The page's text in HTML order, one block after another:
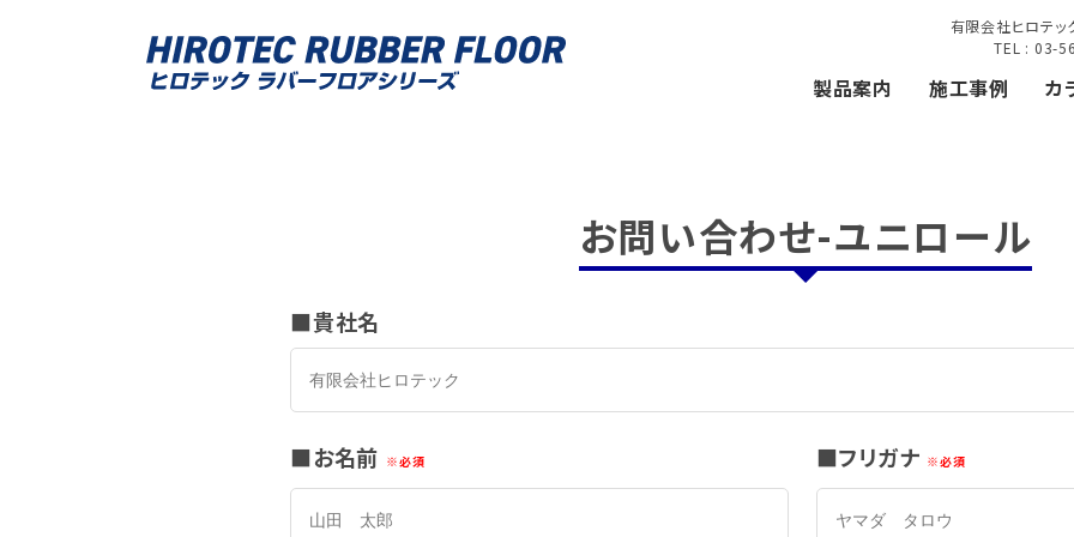
有限会社ヒロテ
TEL : 03-
製品案内 施工事例 カ
お問い合わせ-ユニロール
貴社名
お名前 フリガナ